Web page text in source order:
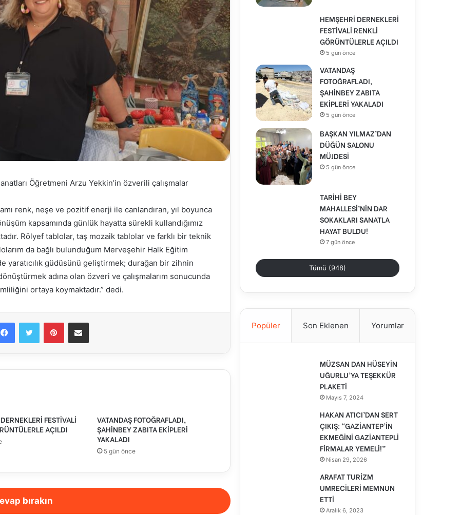
Öğretmeni Arzu Yekkin’in özverili çalışmalar
renk, neşe ve pozitif enerji ile canlandıran, yıl boyunca
kapsamında günlük hayatta sürekli kullandığımız
Rölyef tablolar, taş mozaik tablolar ve farklı bir teknik
da bağlı bulunduğum Merveşehir Halk Eğitim
yaratıcılık güdüsünü geliştirmek; durağan bir zihnin
adına olan özveri ve çalışmalarım sonucunda
ortaya koymaktadır.” dedi.
FacebookTwitter PinterestE-Posta ile paylaş
FESTİVALİ
AÇILDI
VATANDAŞ FOTOĞRAFLADI,
ŞAHİNBEY ZABITA EKİPLERİ
YAKALADI
5 gün önce
bırakın
HEMŞEHRİ DERNEKLERİ
FESTİVALİ RENKLİ
GÖRÜNTÜLERLE AÇILDI
5 gün önce
VATANDAŞ
FOTOĞRAFLADI,
ŞAHİNBEY ZABITA
EKİPLERİ YAKALADI
5 gün önce
BAŞKAN YILMAZ’DAN
DÜĞÜN SALONU
MÜJDESİ
5 gün önce
TARİHİ BEY
MAHALLESİ’NİN DAR
SOKAKLARI SANATLA
HAYAT BULDU!
7 gün önce
Tümü (948)
Popüler Son Eklenen Yorumlar
MÜZSAN DAN HÜSEYİN
UĞURLU’YA TEŞEKKÜR
PLAKETİ
Mayıs 7, 2024
HAKAN ATICI’DAN SERT
ÇIKIŞ: “GAZİANTEP’İN
EKMEĞİNİ GAZİANTEPLİ
FİRMALAR YEMELİ!”
Nisan 29, 2026
ARAFAT TURİZM
UMRECİLERİ MEMNUN
ETTİ
Aralık 6, 2023